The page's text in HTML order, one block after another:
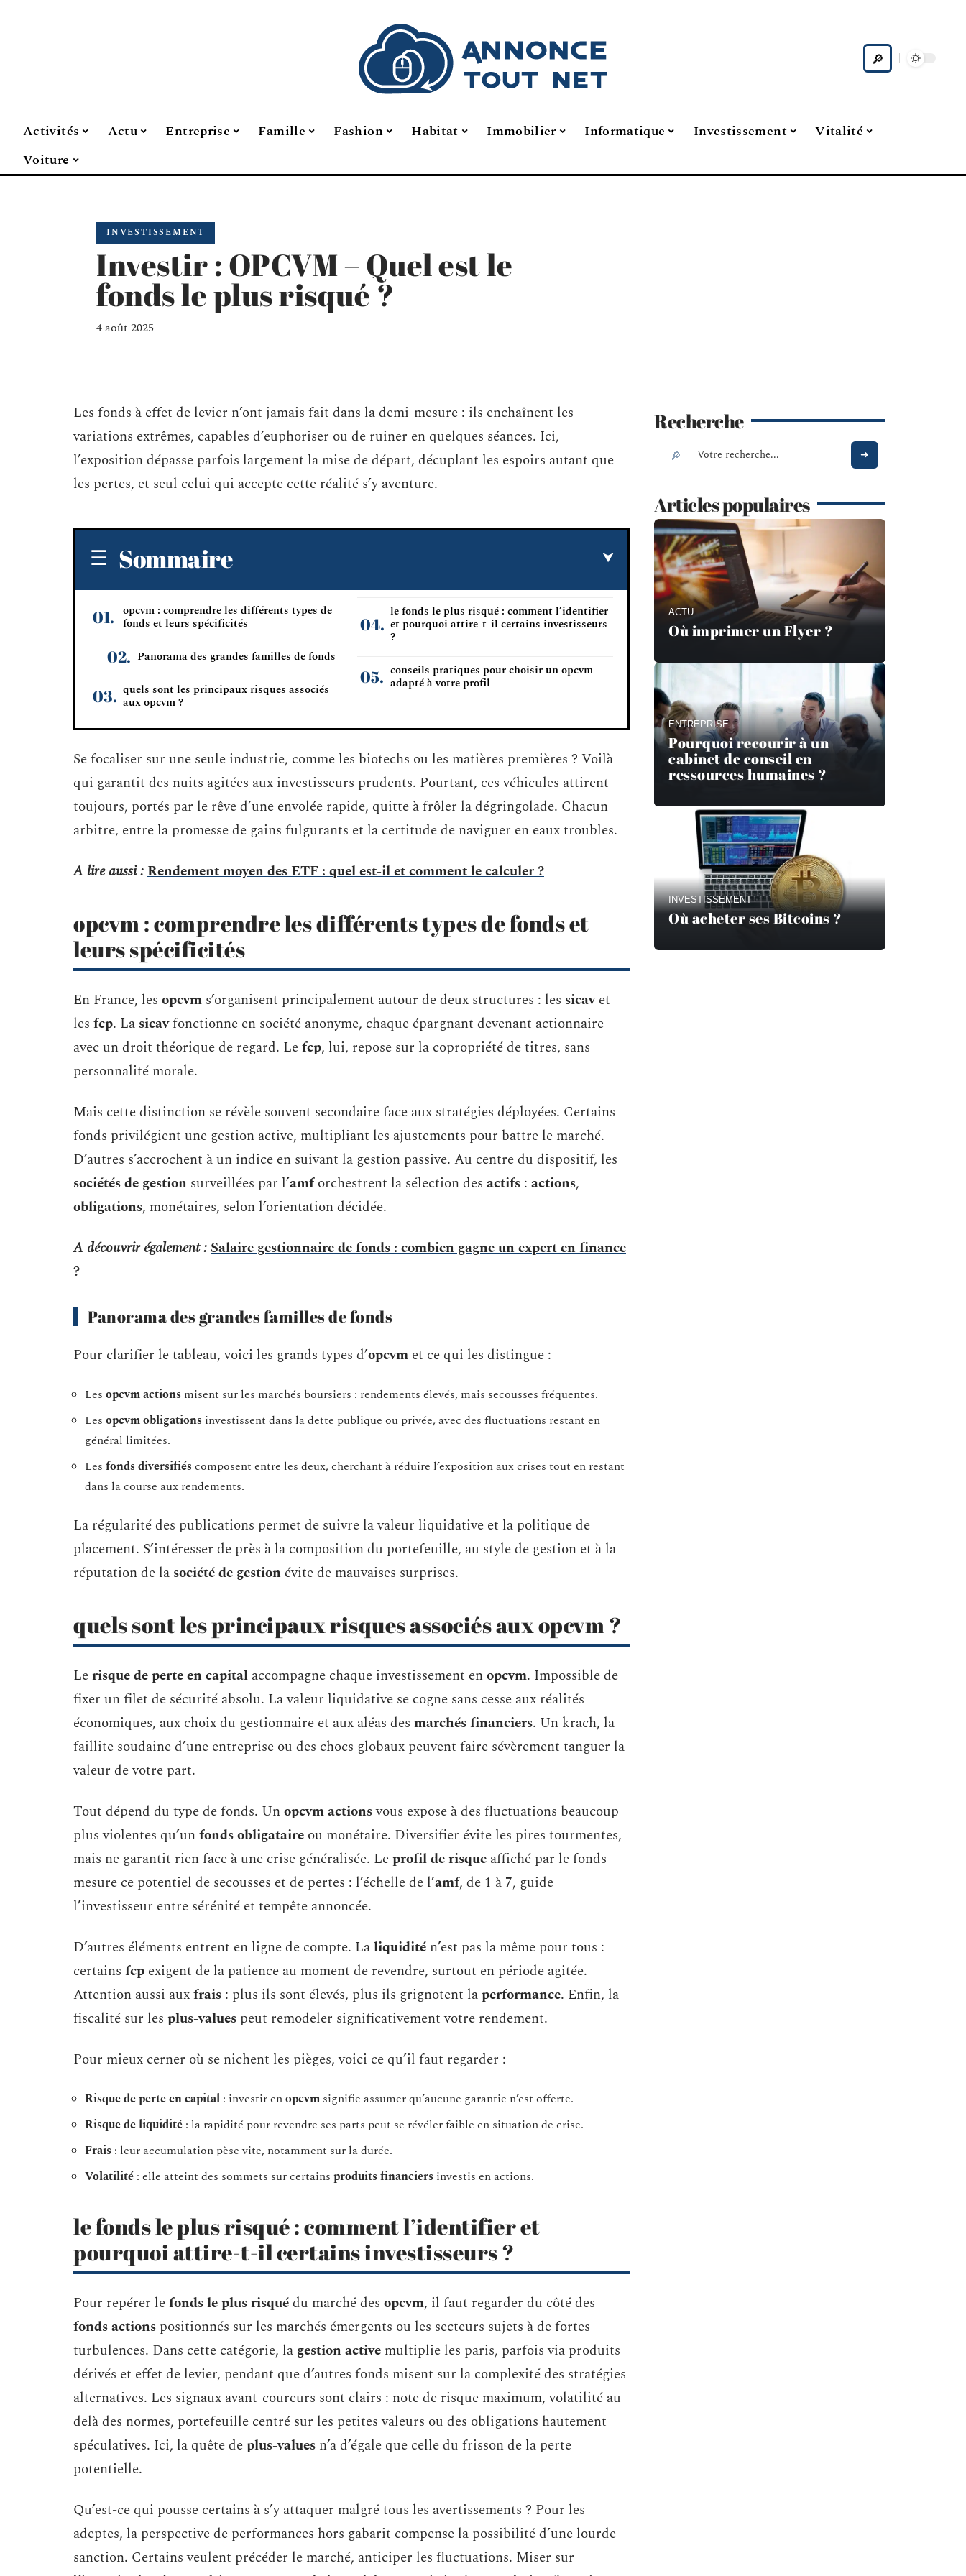
Activités Actu Entreprise Famille Fashion Habitat Immobilier Informatique Investissement
Vitalité
Voiture
INVESTISSEMENT
Investir : OPCVM – Quel est le
fonds le plus risqué ?
4 août 2025
Les fonds à effet de levier n’ont jamais fait dans la demi-mesure : ils enchaînent les
variations extrêmes, capables d’euphoriser ou de ruiner en quelques séances. Ici,
l’exposition dépasse parfois largement la mise de départ, décuplant les espoirs autant que
les pertes, et seul celui qui accepte cette réalité s’y aventure.
Sommaire
opcvm : comprendre les différents types de
fonds et leurs spécificités
Panorama des grandes familles de fonds
quels sont les principaux risques associés
aux opcvm ?
le fonds le plus risqué : comment l’identifier
et pourquoi attire-t-il certains investisseurs
?
conseils pratiques pour choisir un opcvm
adapté à votre profil
Se focaliser sur une seule industrie, comme les biotechs ou les matières premières ? Voilà
qui garantit des nuits agitées aux investisseurs prudents. Pourtant, ces véhicules attirent
toujours, portés par le rêve d’une envolée rapide, quitte à frôler la dégringolade. Chacun
arbitre, entre la promesse de gains fulgurants et la certitude de naviguer en eaux troubles.
A lire aussi :Rendement moyen des ETF : quel est-il et comment le calculer ?
opcvm : comprendre les différents types de fonds et
leurs spécificités
En France, les opcvm s’organisent principalement autour de deux structures : les sicavet
les fcp. La sicavfonctionne en société anonyme, chaque épargnant devenant actionnaire
avec un droit théorique de regard. Lefcp, lui, repose sur la copropriété de titres, sans
personnalité morale.
Mais cette distinction se révèle souvent secondaire face aux stratégies déployées. Certains
fonds privilégient une gestion active, multipliant les ajustements pour battre le marché.
D’autres s’accrochent à un indice en suivant la gestion passive. Au centre du dispositif, les
sociétés de gestion surveillées par l’amforchestrent la sélection des actifs : actions,
obligations, monétaires, selon l’orientation décidée.
A découvrir également :Salaire gestionnaire de fonds : combien gagne un expert en finance
?
Panorama des grandes familles de fonds
Pour clarifier le tableau, voici les grands types d’opcvm et ce qui les distingue :
Les opcvm actions misent sur les marchés boursiers : rendements élevés, mais secousses fréquentes.
Les opcvm obligations investissent dans la dette publique ou privée, avec des fluctuations restant en
général limitées.
Les fonds diversifiés composent entre les deux, cherchant à réduire l’exposition aux crises tout en restant
dans la course aux rendements.
La régularité des publications permet de suivre la valeur liquidative et la politique de
placement. S’intéresser de près à la composition du portefeuille, au style de gestion et à la
réputation de la société de gestion évite de mauvaises surprises.
quels sont les principaux risques associés aux opcvm ?
Lerisque de perte en capital accompagne chaque investissement enopcvm. Impossible de
fixer un filet de sécurité absolu. La valeur liquidative se cogne sans cesse aux réalités
économiques, aux choix du gestionnaire et aux aléas des marchés financiers. Un krach, la
faillite soudaine d’une entreprise ou des chocs globaux peuvent faire sévèrement tanguer la
valeur de votre part.
Tout dépend du type de fonds. Unopcvm actionsvous expose à des fluctuations beaucoup
plus violentes qu’unfonds obligataire ou monétaire. Diversifier évite les pires tourmentes,
mais ne garantit rien face à une crise généralisée. Leprofil de risque affiché par le fonds
mesure ce potentiel de secousses et de pertes : l’échelle de l’amf, de 1 à 7, guide
l’investisseur entre sérénité et tempête annoncée.
D’autres éléments entrent en ligne de compte. Laliquidité n’est pas la même pour tous :
certains fcp exigent de la patience au moment de revendre, surtout en période agitée.
Attention aussi auxfrais : plus ils sont élevés, plus ils grignotent laperformance. Enfin, la
fiscalité sur les plus-values peut remodeler significativement votre rendement.
Pour mieux cerner où se nichent les pièges, voici ce qu’il faut regarder :
Risque de perte en capital : investir enopcvm signifie assumer qu’aucune garantie n’est offerte.
Risque de liquidité : la rapidité pour revendre ses parts peut se révéler faible en situation de crise.
Frais : leur accumulation pèse vite, notamment sur la durée.
Volatilité : elle atteint des sommets sur certains produits financiers investis en actions.
le fonds le plus risqué : comment l’identifier et
pourquoi attire-t-il certains investisseurs ?
Pour repérer lefonds le plus risquédu marché des opcvm, il faut regarder du côté des
fonds actions positionnés sur les marchés émergents ou les secteurs sujets à de fortes
turbulences. Dans cette catégorie, la gestion active multiplie les paris, parfois via produits
dérivés et effet de levier, pendant que d’autres fonds misent sur la complexité des stratégies
alternatives. Les signaux avant-coureurs sont clairs : note de risque maximum, volatilité au-
delà des normes, portefeuille centré sur les petites valeurs ou des obligations hautement
spéculatives. Ici, la quête deplus-values n’a d’égale que celle du frisson de la perte
potentielle.
Qu’est-ce qui pousse certains à s’y attaquer malgré tous les avertissements ? Pour les
adeptes, la perspective de performances hors gabarit compense la possibilité d’une lourde
sanction. Certains veulent précéder le marché, anticiper les fluctuations. Miser sur
Recherche
Articles populaires
ACTU
Où imprimer un Flyer ?
ENTREPRISE
Pourquoi recourir à un
cabinet de conseil en
ressources humaines ?
INVESTISSEMENT
Où acheter ses Bitcoins ?